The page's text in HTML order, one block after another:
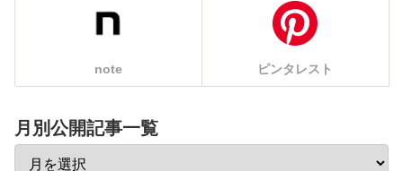
note ピンタレスト
月別公開記事一覧